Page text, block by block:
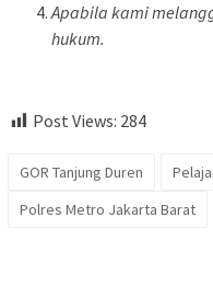
Apabila kami
hukum.
Post Views: 284
GOR Tanjung Duren
Polres Metro Jakarta Barat